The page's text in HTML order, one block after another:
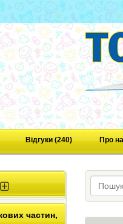
Відгуки (240) Про
частин,